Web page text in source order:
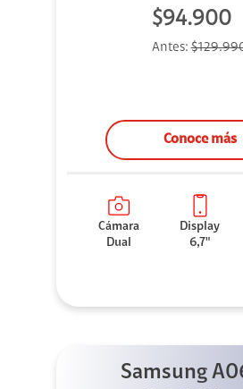
$94.900
Antes:
Conoce más
Cámara
Dual
Display
6,7"
Samsung